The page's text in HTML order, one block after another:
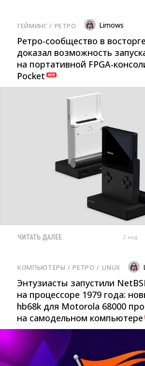
ГЕЙМИНГ / РЕТРО Limows
Ретро-сообщество в
доказал возможность
на портативной FPGA-
Pocket
ЧИТАТЬ ДАЛЕЕ 2 нед
КОМПЬЮТЕРЫ / РЕТРО / LINUX
Энтузиасты запустили
на процессоре 1979 года:
hb68k для Motorola 68000
на самодельном компьютере